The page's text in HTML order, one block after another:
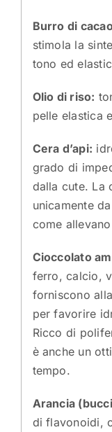
Burro di
stimola la
tono ed
Olio di riso:
pelle elastica
Cera d’api:
grado di
dalla cute. La
unicamente
come
Cioccolato
ferro, calcio,
forniscono
per favorire
Ricco di
è anche un
tempo.
Arancia
di flavonoidi,